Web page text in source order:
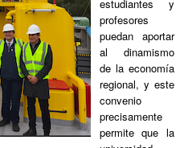
estudiantes y
profesores
puedan aportar
al dinamismo
de la economía
regional, y este
convenio
precisamente
permite que la